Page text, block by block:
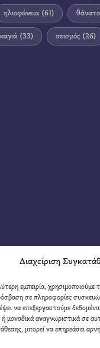
Διαχείριση
εμπειρία, χρησιμοποιούμε
σε πληροφορίες
να επεξεργαστούμε
μοναδικά αναγνωριστικά σε
μπορεί να επηρεάσει
ηλιοφάνεια (61)
(33) σεισμός (26)